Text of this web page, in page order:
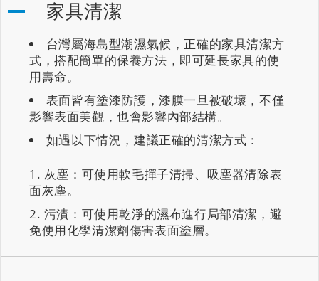
家具清潔
台灣屬海島型潮濕氣候，正確的家具清潔方
式，搭配簡單的保養方法，即可延長家具的使
用壽命。
表面皆有塗漆防護，漆膜一旦被破壞，不僅
影響表面美觀，也會影響內部結構。
如遇以下情況，建議正確的清潔方式：
灰塵：可使用軟毛撣子清掃、吸塵器清除表
面灰塵。
污漬：可使用乾淨的濕布進行局部清潔，避
免使用化學清潔劑傷害表面塗層。